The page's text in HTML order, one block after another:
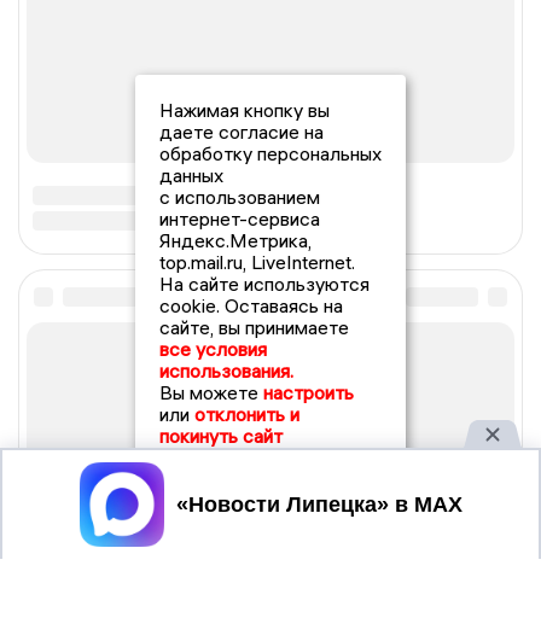
Нажимая кнопку вы
даете согласие на
обработку персональных
данных
с использованием
интернет-сервиса
Яндекс.Метрика,
top.mail.ru, LiveInternet.
На сайте используются
cookie. Оставаясь на
сайте, вы принимаете
все условия
использования.
Вы можете настроить
или отклонить и
покинуть сайт
Принять